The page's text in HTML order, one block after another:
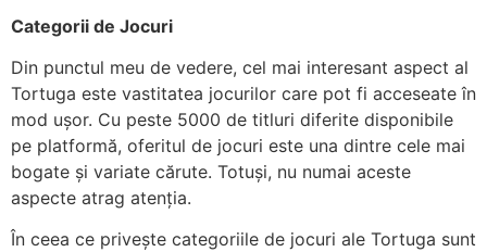
Categorii de Jocuri
Din punctul meu de vedere, cel mai interesant aspect al
Tortuga este vastitatea jocurilor care pot fi acceseate în
mod ușor. Cu peste 5000 de titluri diferite disponibile
pe platformă, oferitul de jocuri este una dintre cele mai
bogate și variate cărute. Totuși, nu numai aceste
aspecte atrag atenția.
În ceea ce privește categoriile de jocuri ale Tortuga sunt